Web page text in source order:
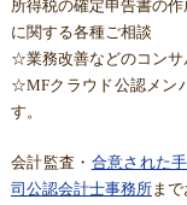
所得税の確定申告書の
に関する各種ご相談
☆業務改善などのコンサ
☆MFクラウド公認メン
す。
会計監査・ 合意された手
司公認会計士事務所まで